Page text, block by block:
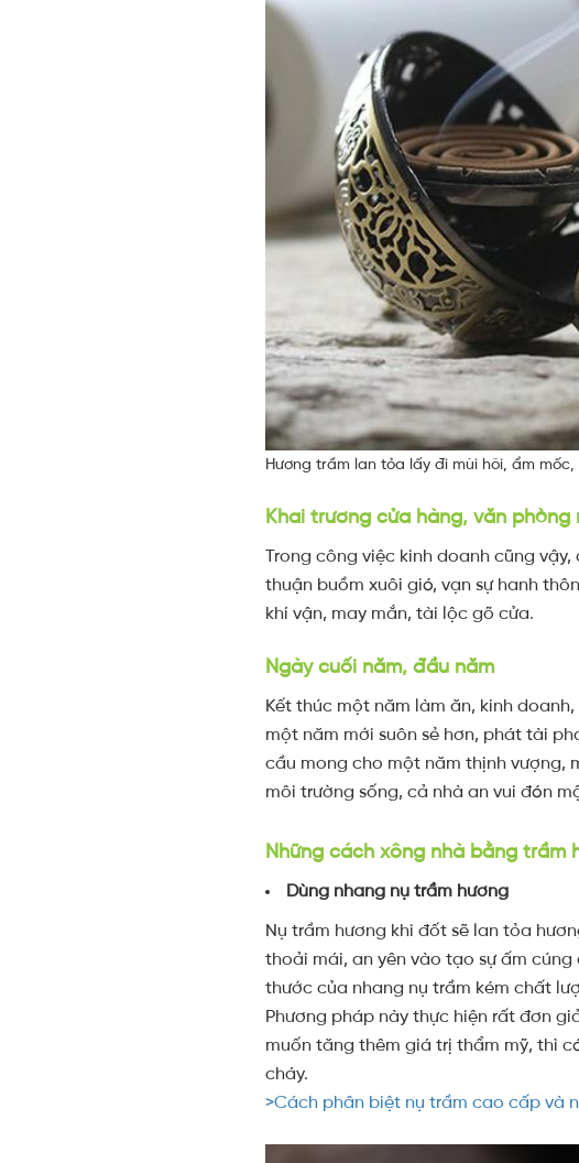
Hương trầm lan tỏa lấy đi mùi hôi, ẩm
Khai trương cửa hàng, văn phòng
Trong công việc kinh doanh cũng
thuận buồm xuôi gió, vạn sự hanh
khí vận, may mắn, tài lộc gõ cửa.
Ngày cuối năm, đầu năm
Kết thúc một năm làm ăn, kinh
một năm mới suôn sẻ hơn, phát tài
cầu mong cho một năm thịnh vượng,
môi trường sống, cả nhà an vui đón
Những cách xông nhà bằng trầm
Dùng nhang nụ trầm hương
Nụ trầm hương khi đốt sẽ lan tỏa
thoải mái, an yên vào tạo sự ấm
thước của nhang nụ trầm kém chất
Phương pháp này thực hiện rất đơn
muốn tăng thêm giá trị thẩm mỹ, thì
cháy.
>Cách phân biệt nụ trầm cao cấp và